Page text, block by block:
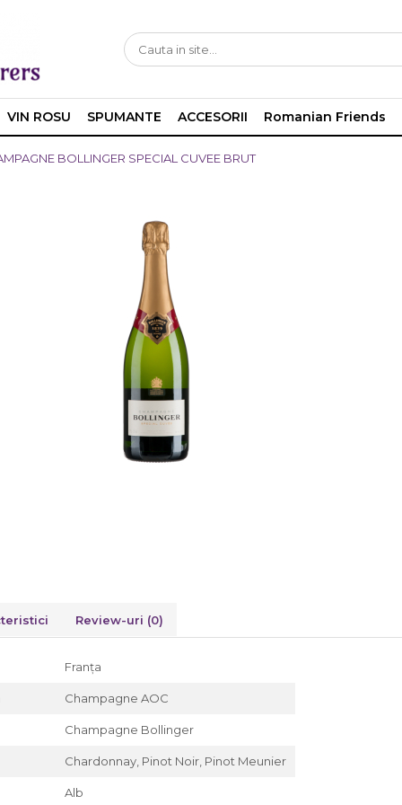
VIN ROSU SPUMANTE ACCESORII Romanian Friends
BOLLINGER SPECIAL CUVEE BRUT
Review-uri (0)
Franța
Champagne AOC
Champagne Bollinger
Chardonnay, Pinot Noir, Pinot Meunier
Alb